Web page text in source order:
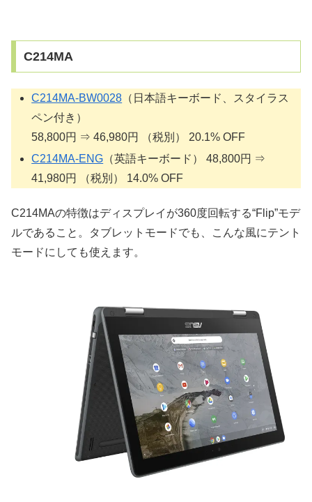
C214MA
C214MA-BW0028 （日本語キーボード、スタイラス
ペン付き）
58,800円 ⇒ 46,980円 （税別） 20.1% OFF
C214MA-ENG （英語キーボード） 48,800円 ⇒
41,980円 （税別） 14.0% OFF
C214MAの特徴はディスプレイが360度回転する“Flip”モデ
ルであること。タブレットモードでも、こんな風にテント
モードにしても使えます。